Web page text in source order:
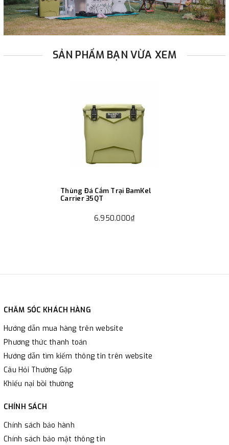
SẢN PHẨM BẠN VỪA XEM
Thùng Đá Cắm Trại BamKel
Carrier 35QT
6.950.000₫
CHĂM SÓC KHÁCH HÀNG
Hướng dẫn mua hàng trên website
Phương thức thanh toán
Hướng dẫn tìm kiếm thông tin trên website
Câu Hỏi Thường Gặp
Khiếu nại bồi thường
CHÍNH SÁCH
Chính sách bảo hành
Chính sách bảo mật thông tin